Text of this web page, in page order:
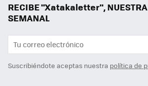
RECIBE "Xatakaletter", NUESTRA
SEMANAL
Suscribiéndote aceptas nuestra política de